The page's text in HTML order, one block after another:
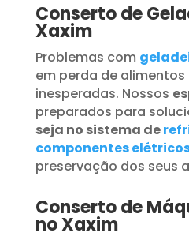
Conserto de
Xaxim
Problemas com
em perda de alimentos
inesperadas. Nossos
preparados para
seja no sistema de
componentes
preservação dos seus
Conserto de
no Xaxim